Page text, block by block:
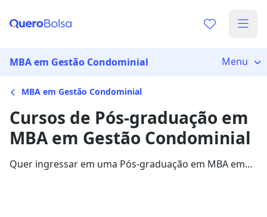
MBA em Gestão Condominial Menu
MBA em Gestão Condominial
Cursos de Pós-graduação em
MBA em Gestão Condominial
Quer ingressar em uma Pós-graduação em MBA em